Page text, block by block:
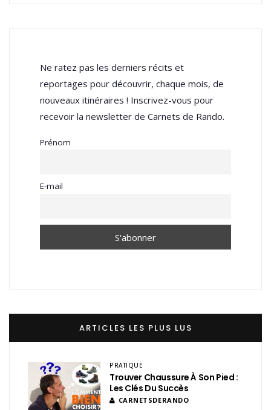
Ne ratez pas les derniers récits et
reportages pour découvrir, chaque mois, de
nouveaux itinéraires ! Inscrivez-vous pour
recevoir la newsletter de Carnets de Rando.
Prénom
E-mail
ARTICLES LES PLUS LUS
PRATIQUE
Trouver Chaussure À Son Pied :
Les Clés Du Succès
CARNETSDERANDO